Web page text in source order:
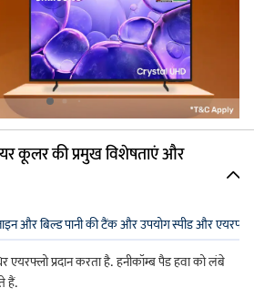
कूलर की प्रमुख विशेषताएं और
और बिल्डपानी की टैंक और उपयोगस्पीड और एयरफ्लो
प्रदान करता है. हनीकॉम्ब पैड हवा को लंबे
हैं.